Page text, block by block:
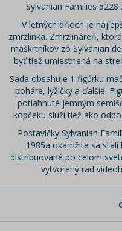
Sylvanian Families
V letných dňoch je
zmrzlinka. Zmrzlináreň,
maškrtníkov zo Sylvanian
byť tiež umiestnená na
Sada obsahuje 1 figúrku
poháre, lyžičky a ďalšie.
potiahnuté jemným
kopčeku slúži tiež ako
Postavičky Sylvanian
1985a okamžite sa
distribuované po celom
vytvorený rad